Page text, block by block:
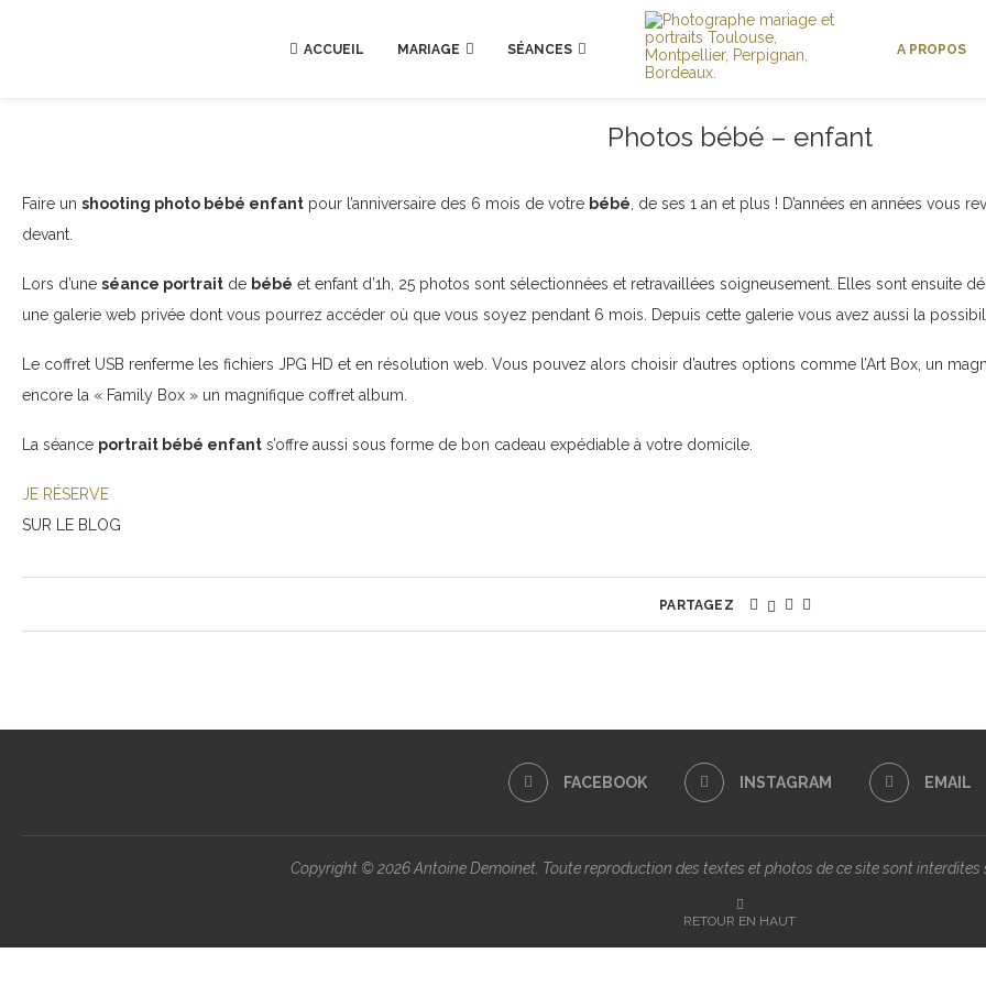
ACCUEIL MARIAGE SÉANCES A PROPOS
Photos bébé – enfant
Faire un shooting photo bébé enfant pour l’anniversaire des 6 mois de votre bébé , de ses 1 an et plus ! D’années en années
devant.
Lors d’une séance portrait de bébé et enfant d’1h, 25 photos sont sélectionnées et retravaillées soigneusement. Elles sont ensuite
une galerie web privée dont vous pourrez accéder où que vous soyez pendant 6 mois. Depuis cette galerie vous avez aussi la
Le coffret USB renferme les fichiers JPG HD et en résolution web. Vous pouvez alors choisir d’autres options comme l’Art Box, un
encore la « Family Box » un magnifique coffret album.
La séance portrait bébé enfant s’offre aussi sous forme de bon cadeau expédiable à votre domicile.
JE RÉSERVE
SUR LE BLOG
PARTAGEZ
FACEBOOK INSTAGRAM EMAIL
Copyright © 2026 Antoine Demoinet. Toute reproduction des textes et photos de ce site sont
RETOUR EN HAUT